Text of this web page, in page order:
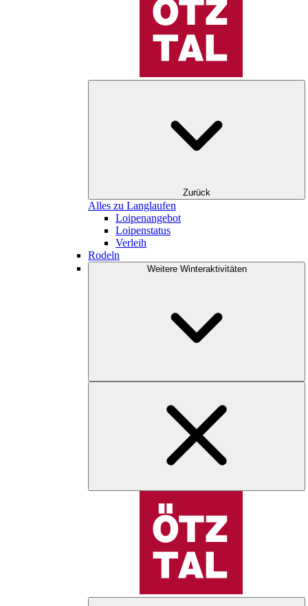
Zurück
Alles zu Langlaufen
Loipenangebot
Loipenstatus
Verleih
Rodeln
Weitere Winteraktivitäten